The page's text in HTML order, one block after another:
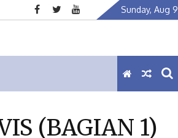
Sunday, Aug
(BAGIAN 1)